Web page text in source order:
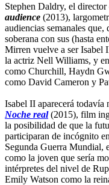
Stephen Daldry, el director
audience (2013),
audiencias semanales que,
soberana con sus (hasta
Mirren vuelve a ser Isabel
la actriz Nell Williams, y
como Churchill, Haydn
como David Cameron y
Isabel II aparecerá todavía
Noche real(2015), film
la posibilidad de que la
participaran de incógnito
Segunda Guerra Mundial,
como la joven que sería
intérpretes del nivel de
Emily Watson como la